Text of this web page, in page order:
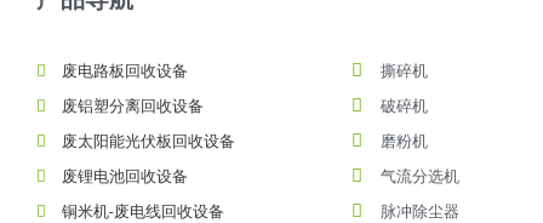
废电路板回收设备
废铝塑分离回收设备
废太阳能光伏板回收设备
废锂电池回收设备
铜米机-废电线回收设备
撕碎机
破碎机
磨粉机
气流分选机
脉冲除尘器